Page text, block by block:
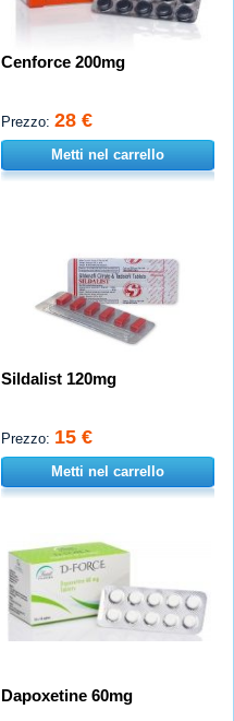
Cenforce 200mg
Prezzo: 28 €
Metti nel carrello
Sildalist 120mg
Prezzo: 15 €
Metti nel carrello
Dapoxetine 60mg